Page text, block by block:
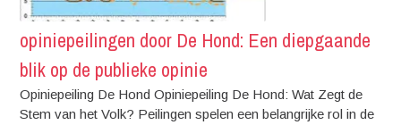
opiniepeilingen door De Hond: Een diepgaande
blik op de publieke opinie
Opiniepeiling De Hond Opiniepeiling De Hond: Wat Zegt de
Stem van het Volk? Peilingen spelen een belangrijke rol in de